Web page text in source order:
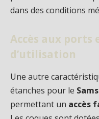
dans des conditions
Accès aux
d’utilisation
Une autre
étanches pour le
permettant un accès